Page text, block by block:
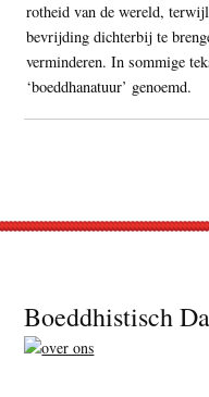
rotheid van de wereld,
bevrijding dichterbij te
verminderen. In sommige
‘boeddhanatuur’ genoemd.
Footer
Boeddhistisch